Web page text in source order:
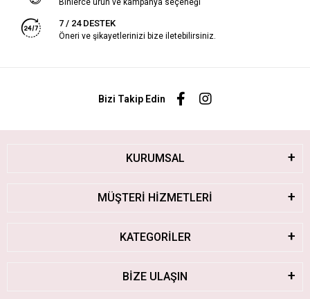
Binlerce ürün ve kampanya seçeneği
7 / 24 DESTEK
Öneri ve şikayetlerinizi bize iletebilirsiniz.
Bizi Takip Edin
KURUMSAL
MÜŞTERİ HİZMETLERİ
KATEGORİLER
BİZE ULAŞIN